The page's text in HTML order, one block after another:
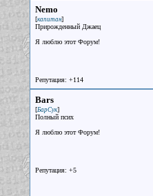
Nemo
[капитан]
Прирожденный Джаец
Я люблю этот Форум!
Репутация: +114
Bars
[БарСук]
Полный псих
Я люблю этот Форум!
Репутация: +5